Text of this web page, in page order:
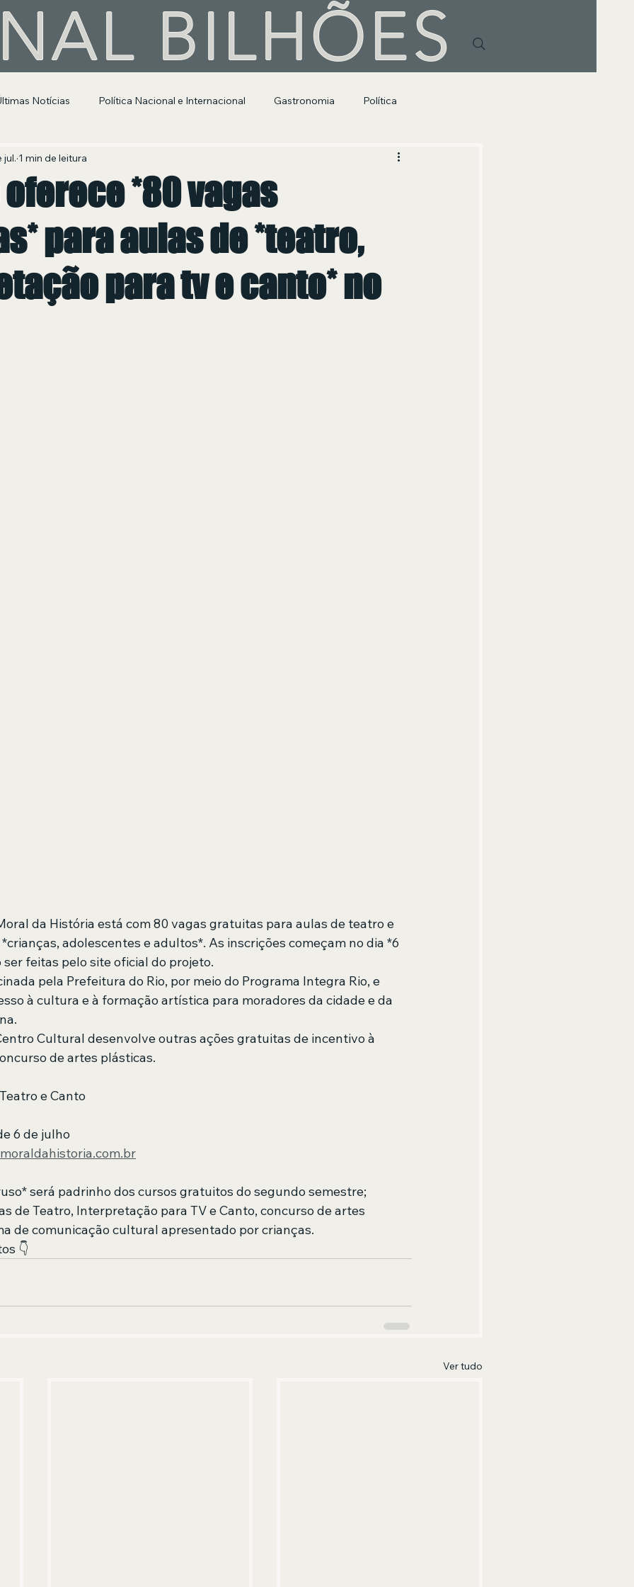
BILHÕES
Notícias Política Nacional e Internacional Gastronomia Política
Pública
oferece *80 vagas
para aulas de *teatro,
para tv e canto* no
jul. 1 min de leitura
de 5 estrelas.
da História está com 80 vagas gratuitas para aulas de teatro e
adolescentes e adultos*. As inscrições começam no dia *6
feitas pelo site oficial do projeto.
pela Prefeitura do Rio, por meio do Programa Integra Rio, e
à cultura e à formação artística para moradores da cidade e da
Cultural desenvolve outras ações gratuitas de incentivo à
de artes plásticas.
e Canto
6 de julho
será padrinho dos cursos gratuitos do segundo semestre;
de Teatro, Interpretação para TV e Canto, concurso de artes
de comunicação cultural apresentado por crianças.
👇
Ver tudo